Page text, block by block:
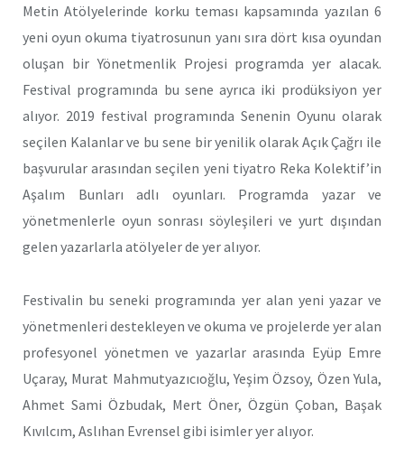
Metin Atölyelerinde korku teması kapsamında yazılan6
yeni oyun okuma tiyatrosunun yanı sıra dört kısa oyundan
oluşan bir Yönetmenlik Projesi programda yer alacak.
Festival programında bu sene ayrıca iki prodüksiyon yer
alıyor. 2019 festival programında Senenin Oyunu olarak
seçilen Kalanlarve bu sene bir yenilik olarak Açık Çağrı ile
başvurular arasından seçilen yeni tiyatro Reka Kolektif’in
Aşalım Bunları adlı oyunları. Programda yazar ve
yönetmenlerle oyun sonrası söyleşileri ve yurt dışından
gelen yazarlarla atölyelerde yer alıyor.
Festivalin bu seneki programında yer alan yeni yazar ve
yönetmenleri destekleyen ve okuma ve projelerde yer alan
profesyonel yönetmen ve yazarlar arasında Eyüp Emre
Uçaray, Murat Mahmutyazıcıoğlu, Yeşim Özsoy, Özen Yula,
Ahmet Sami Özbudak, Mert Öner, Özgün Çoban, Başak
Kıvılcım, Aslıhan Evrensel gibi isimler yer alıyor.